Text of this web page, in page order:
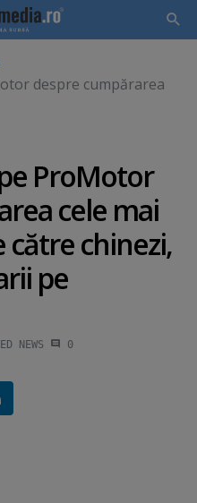
despre cumpărarea
ProMotor
cele mai
chinezi,
pe
NEWS 0